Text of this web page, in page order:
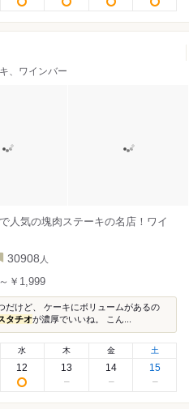
、ワインバー
人気の塊肉ステーキの名店！ワイ
30908 人
￥1,999
だけど、 ケーキにボリュームがあるの
タチオが濃厚でいいね。 こん...
水
12
木
13
金
14
土
15